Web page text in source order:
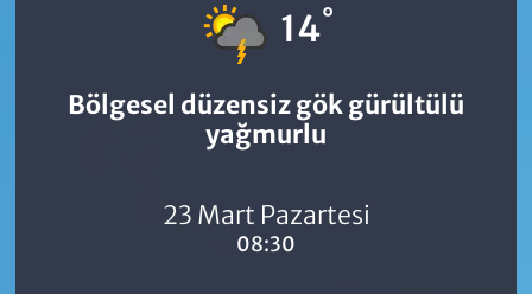
14°
Bölgesel düzensiz gök gürültülü
yağmurlu
23 Mart Pazartesi
08:30